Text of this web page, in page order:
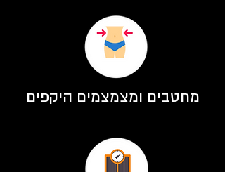
מחטבים ומצמצמים היקפים